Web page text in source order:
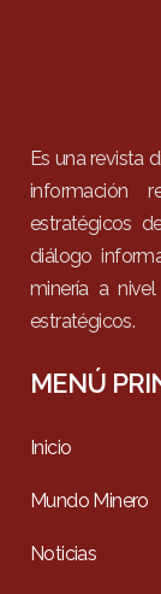
Es una revista
información
estratégicos
diálogo
minería a
estratégicos.
MENÚ
Inicio
Mundo Minero
Noticias